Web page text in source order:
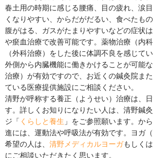
春土用の時期に感じる腰痛、目の疲れ、涙
くなりやすい、からだがだるい、食べたも
腹がはる、ガスがたまりやすいなどの症状
や瘀血治療で改善可能です。薬物治療（内
（外科治療）をした後に体調不良を感じて
外側から内臓機能に働きかけることが可能
治療）が有効ですので、お近くの鍼灸院ま
ている医療提供施設にご相談ください。
清野が呼称する養正（ようせい）治療は、
す。詳しくお知りになりたい人は、清野鍼
ジ「 くらしと養生 」をご参照願います。か
進には、運動法や呼吸法が有効です。ヨガ
希望の人は、 清野メディカルヨーガもしく
にご相談いただきたく思います。